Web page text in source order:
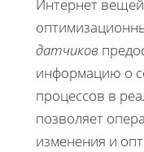
Интернет
датчиков
информацию о
процессов в
позволяет
изменения и